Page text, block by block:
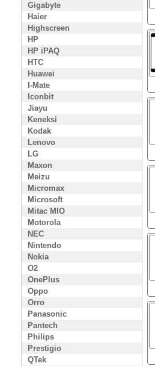
Gigabyte
Haier
Highscreen
HP
HP iPAQ
HTC
Huawei
I-Mate
Iconbit
Jiayu
Keneksi
Kodak
Lenovo
LG
Maxon
Meizu
Micromax
Microsoft
Mitac MIO
Motorola
NEC
Nintendo
Nokia
O2
OnePlus
Oppo
Orro
Panasonic
Pantech
Philips
Prestigio
QTek